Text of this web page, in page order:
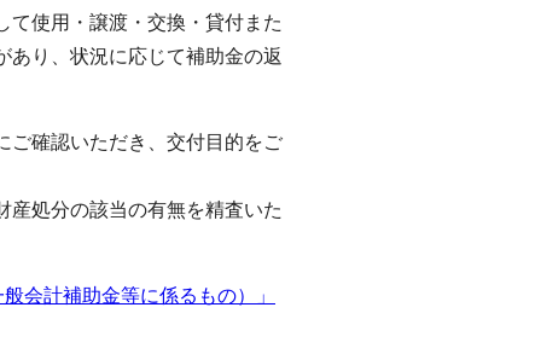
て使用・譲渡・交換・貸付また
あり、状況に応じて補助金の返
確認いただき、交付目的をご
処分の該当の有無を精査いた
会計補助金等に係るもの）」